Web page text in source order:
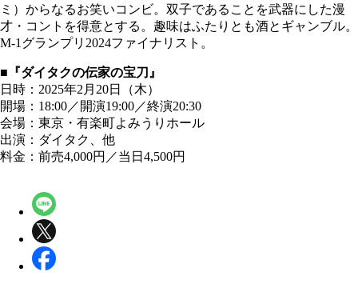
ミ）からなるお笑いコンビ。双子であることを武器にした漫
才・コントを得意とする。趣味はふたりとも酒とギャンブル。
M-1グランプリ2024ファイナリスト。
■『ダイタクの伝家の宝刀』
日時：2025年2月20日（木）
開場：18:00／開演19:00／終演20:30
会場：東京・有楽町よみうりホール
出演：ダイタク、他
料金：前売4,000円／当日4,500円